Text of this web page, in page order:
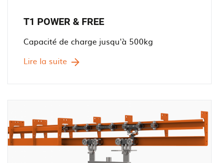
T1 POWER & FREE
Capacité de charge jusqu'à 500kg
Lire la suite